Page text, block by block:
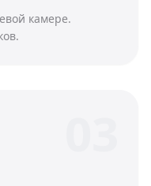
камере.